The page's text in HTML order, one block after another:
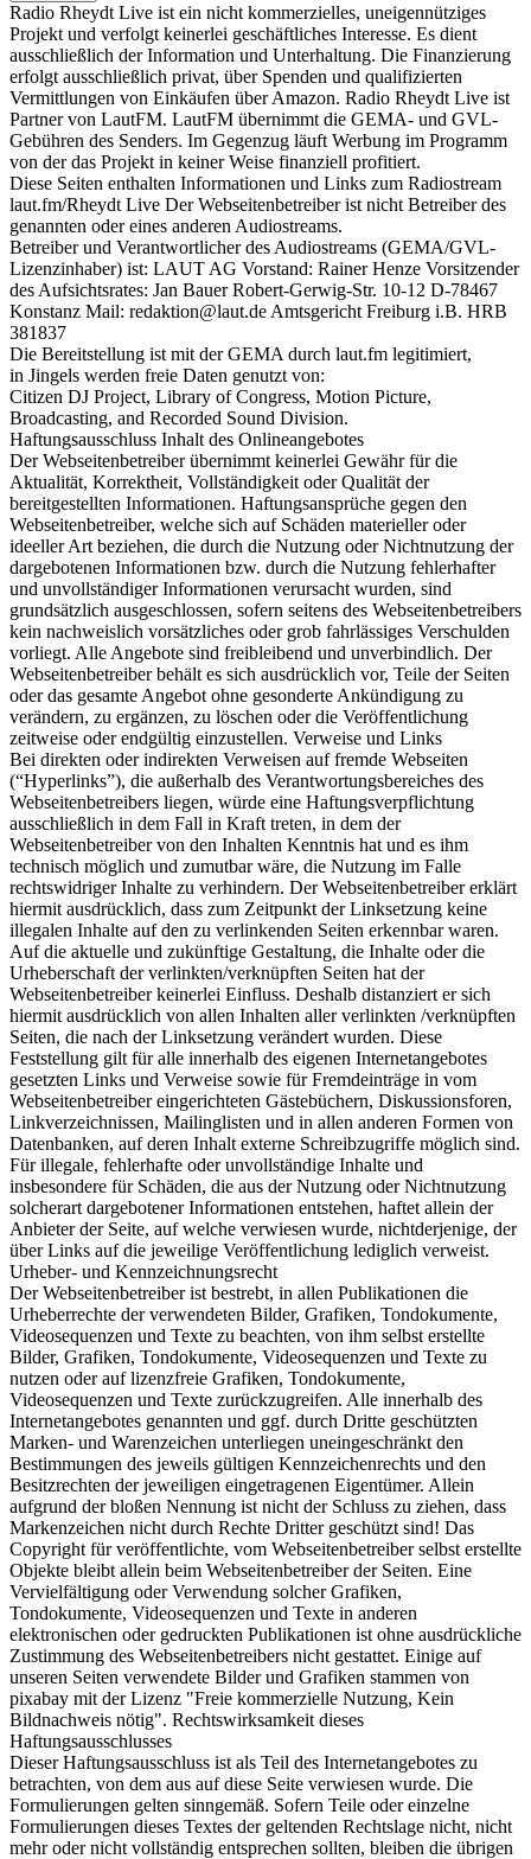
Radio Rheydt Live ist ein nicht kommerzielles, uneigennütziges
Projekt und verfolgt keinerlei geschäftliches Interesse. Es dient
ausschließlich der Information und Unterhaltung. Die Finanzierung
erfolgt ausschließlich privat, über Spenden und qualifizierten
Vermittlungen von Einkäufen über Amazon. Radio Rheydt Live ist
Partner von LautFM. LautFM übernimmt die GEMA- und GVL-
Gebühren des Senders. Im Gegenzug läuft Werbung im Programm
von der das Projekt in keiner Weise finanziell profitiert.
Diese Seiten enthalten Informationen und Links zum Radiostream
laut.fm/Rheydt Live Der Webseitenbetreiber ist nicht Betreiber des
genannten oder eines anderen Audiostreams.
Betreiber und Verantwortlicher des Audiostreams (GEMA/GVL-
Lizenzinhaber) ist: LAUT AG Vorstand: Rainer Henze Vorsitzender
des Aufsichtsrates: Jan Bauer Robert-Gerwig-Str. 10-12 D-78467
Konstanz Mail: redaktion@laut.de Amtsgericht Freiburg i.B. HRB
381837
Die Bereitstellung ist mit der GEMA durch laut.fm legitimiert,
in Jingels werden freie Daten genutzt von:
Citizen DJ Project, Library of Congress, Motion Picture,
Broadcasting, and Recorded Sound Division.
Haftungsausschluss Inhalt des Onlineangebotes
Der Webseitenbetreiber übernimmt keinerlei Gewähr für die
Aktualität, Korrektheit, Vollständigkeit oder Qualität der
bereitgestellten Informationen. Haftungsansprüche gegen den
Webseitenbetreiber, welche sich auf Schäden materieller oder
ideeller Art beziehen, die durch die Nutzung oder Nichtnutzung der
dargebotenen Informationen bzw. durch die Nutzung fehlerhafter
und unvollständiger Informationen verursacht wurden, sind
grundsätzlich ausgeschlossen, sofern seitens des Webseitenbetreibers
kein nachweislich vorsätzliches oder grob fahrlässiges Verschulden
vorliegt. Alle Angebote sind freibleibend und unverbindlich. Der
Webseitenbetreiber behält es sich ausdrücklich vor, Teile der Seiten
oder das gesamte Angebot ohne gesonderte Ankündigung zu
verändern, zu ergänzen, zu löschen oder die Veröffentlichung
zeitweise oder endgültig einzustellen. Verweise und Links
Bei direkten oder indirekten Verweisen auf fremde Webseiten
(“Hyperlinks”), die außerhalb des Verantwortungsbereiches des
Webseitenbetreibers liegen, würde eine Haftungsverpflichtung
ausschließlich in dem Fall in Kraft treten, in dem der
Webseitenbetreiber von den Inhalten Kenntnis hat und es ihm
technisch möglich und zumutbar wäre, die Nutzung im Falle
rechtswidriger Inhalte zu verhindern. Der Webseitenbetreiber erklärt
hiermit ausdrücklich, dass zum Zeitpunkt der Linksetzung keine
illegalen Inhalte auf den zu verlinkenden Seiten erkennbar waren.
Auf die aktuelle und zukünftige Gestaltung, die Inhalte oder die
Urheberschaft der verlinkten/verknüpften Seiten hat der
Webseitenbetreiber keinerlei Einfluss. Deshalb distanziert er sich
hiermit ausdrücklich von allen Inhalten aller verlinkten /verknüpften
Seiten, die nach der Linksetzung verändert wurden. Diese
Feststellung gilt für alle innerhalb des eigenen Internetangebotes
gesetzten Links und Verweise sowie für Fremdeinträge in vom
Webseitenbetreiber eingerichteten Gästebüchern, Diskussionsforen,
Linkverzeichnissen, Mailinglisten und in allen anderen Formen von
Datenbanken, auf deren Inhalt externe Schreibzugriffe möglich sind.
Für illegale, fehlerhafte oder unvollständige Inhalte und
insbesondere für Schäden, die aus der Nutzung oder Nichtnutzung
solcherart dargebotener Informationen entstehen, haftet allein der
Anbieter der Seite, auf welche verwiesen wurde, nichtderjenige, der
über Links auf die jeweilige Veröffentlichung lediglich verweist.
Urheber- und Kennzeichnungsrecht
Der Webseitenbetreiber ist bestrebt, in allen Publikationen die
Urheberrechte der verwendeten Bilder, Grafiken, Tondokumente,
Videosequenzen und Texte zu beachten, von ihm selbst erstellte
Bilder, Grafiken, Tondokumente, Videosequenzen und Texte zu
nutzen oder auf lizenzfreie Grafiken, Tondokumente,
Videosequenzen und Texte zurückzugreifen. Alle innerhalb des
Internetangebotes genannten und ggf. durch Dritte geschützten
Marken- und Warenzeichen unterliegen uneingeschränkt den
Bestimmungen des jeweils gültigen Kennzeichenrechts und den
Besitzrechten der jeweiligen eingetragenen Eigentümer. Allein
aufgrund der bloßen Nennung ist nicht der Schluss zu ziehen, dass
Markenzeichen nicht durch Rechte Dritter geschützt sind! Das
Copyright für veröffentlichte, vom Webseitenbetreiber selbst erstellte
Objekte bleibt allein beim Webseitenbetreiber der Seiten. Eine
Vervielfältigung oder Verwendung solcher Grafiken,
Tondokumente, Videosequenzen und Texte in anderen
elektronischen oder gedruckten Publikationen ist ohne ausdrückliche
Zustimmung des Webseitenbetreibers nicht gestattet. Einige auf
unseren Seiten verwendete Bilder und Grafiken stammen von
pixabay mit der Lizenz "Freie kommerzielle Nutzung, Kein
Bildnachweis nötig". Rechtswirksamkeit dieses
Haftungsausschlusses
Dieser Haftungsausschluss ist als Teil des Internetangebotes zu
betrachten, von dem aus auf diese Seite verwiesen wurde. Die
Formulierungen gelten sinngemäß. Sofern Teile oder einzelne
Formulierungen dieses Textes der geltenden Rechtslage nicht, nicht
mehr oder nicht vollständig entsprechen sollten, bleiben die übrigen